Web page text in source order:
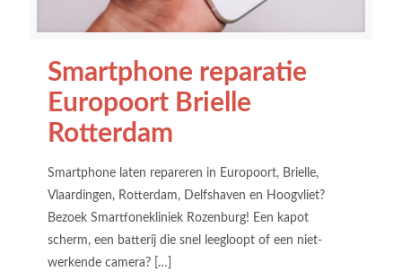
Smartphone reparatie
Europoort Brielle
Rotterdam
Smartphone laten repareren in Europoort, Brielle,
Vlaardingen, Rotterdam, Delfshaven en Hoogvliet?
Bezoek Smartfonekliniek Rozenburg! Een kapot
scherm, een batterij die snel leegloopt of een niet-
werkende camera? […]